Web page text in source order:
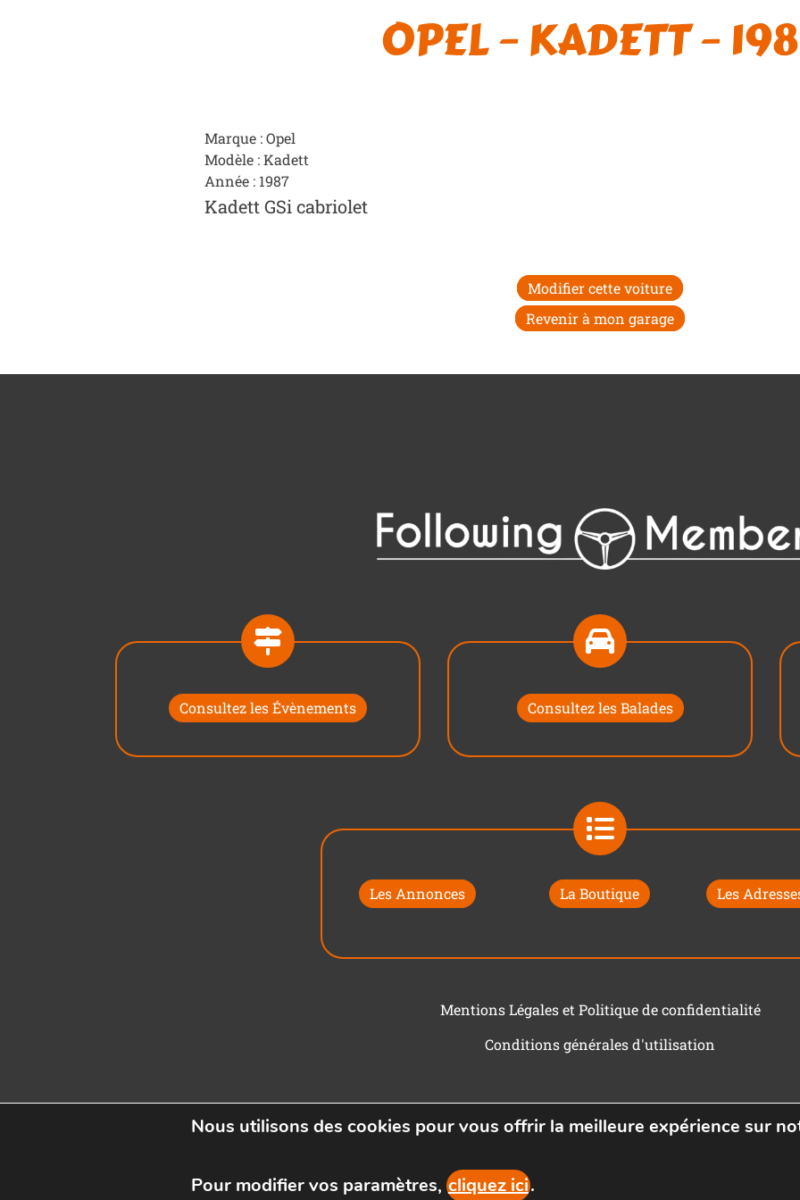
OPEL – KADETT –
Marque : Opel
Modèle : Kadett
Année : 1987
Kadett GSi cabriolet
Modifier cette voiture
Revenir à mon garage
Consultez les Évènements Consultez les Balades
Les Annonces La Boutique Les
Mentions Légales et Politique de confidentialité
Conditions générales d'utilisation
Nous utilisons des cookies pour vous offrir la meilleure expérience sur
Pour modifier vos paramètres, cliquez ici.